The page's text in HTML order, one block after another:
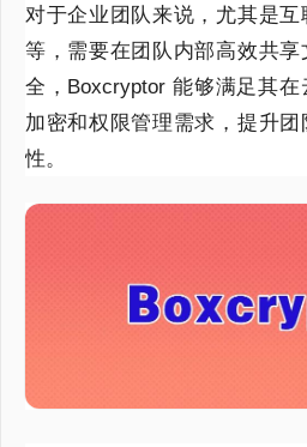
对于企业团队来说，尤其是
等，需要在团队内部高效共
全， Boxcryptor能够满足其在
加密和权限管理需求，提升
性。